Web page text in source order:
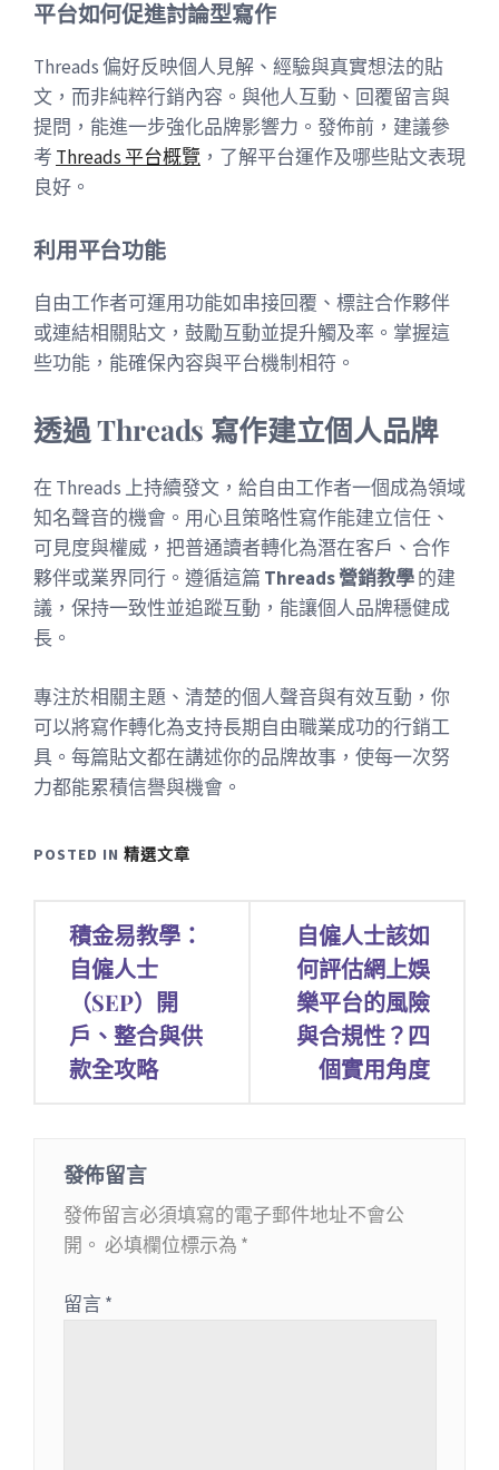
平台如何促進討論型寫作
Threads 偏好反映個人見解、經驗與真實想法的貼
文，而非純粹行銷內容。與他人互動、回覆留言與
提問，能進一步強化品牌影響力。發佈前，建議參
考 Threads 平台概覽 ，了解平台運作及哪些貼文表現
良好。
利用平台功能
自由工作者可運用功能如串接回覆、標註合作夥伴
或連結相關貼文，鼓勵互動並提升觸及率。掌握這
些功能，能確保內容與平台機制相符。
透過 Threads 寫作建立個人品牌
在 Threads 上持續發文，給自由工作者一個成為領域
知名聲音的機會。用心且策略性寫作能建立信任、
可見度與權威，把普通讀者轉化為潛在客戶、合作
夥伴或業界同行。遵循這篇Threads 營銷教學的建
議，保持一致性並追蹤互動，能讓個人品牌穩健成
長。
專注於相關主題、清楚的個人聲音與有效互動，你
可以將寫作轉化為支持長期自由職業成功的行銷工
具。每篇貼文都在講述你的品牌故事，使每一次努
力都能累積信譽與機會。
POSTED IN 精選文章
積金易教學：
自僱人士
（SEP）開
戶、整合與供
款全攻略
自僱人士該如
何評估網上娛
樂平台的風險
與合規性？四
個實用角度
發佈留言
發佈留言必須填寫的電子郵件地址不會公
開。 必填欄位標示為 *
留言*